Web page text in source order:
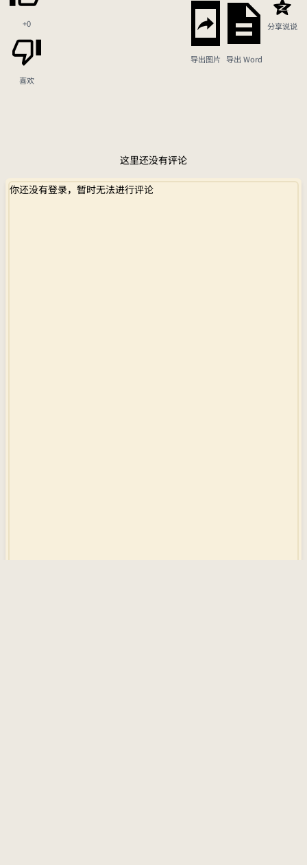
+0
喜欢
导出图片 导出 Word
分享说说
这里还没有评论
你还没有登录，暂时无法进行评论